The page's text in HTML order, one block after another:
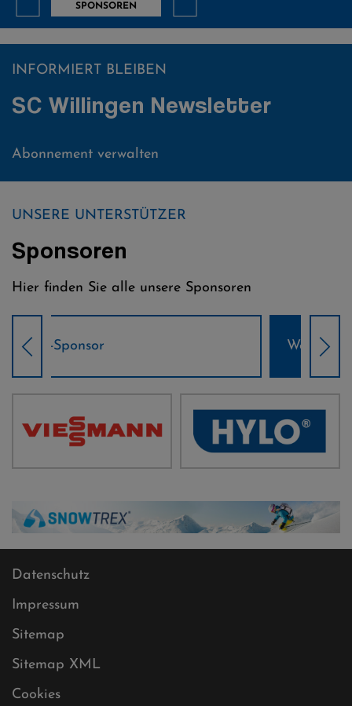
SPONSOREN
INFORMIERT BLEIBEN
SC Willingen Newsletter
Abonnement verwalten
UNSERE UNTERSTÜTZER
Sponsoren
Hier finden Sie alle unsere Sponsoren
Weltcup-Sponsoren Damen